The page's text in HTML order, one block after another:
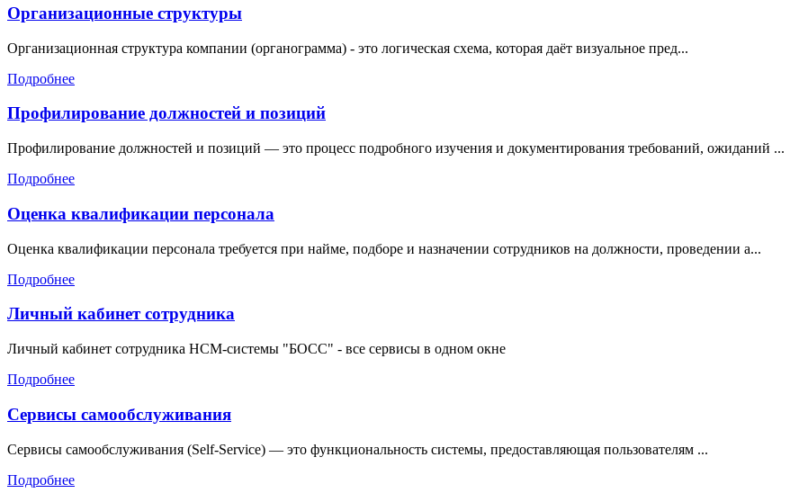
Организационные структуры
Организационная структура компании (органограмма) - это логическая схема, которая даёт визуальное пред...
Подробнее
Профилирование должностей и позиций
Профилирование должностей и позиций — это процесс подробного изучения и документирования требований, ожиданий ...
Подробнее
Оценка квалификации персонала
Оценка квалификации персонала требуется при найме, подборе и назначении сотрудников на должности, проведении а...
Подробнее
Личный кабинет сотрудника
Личный кабинет сотрудника HCM-системы "БОСС" - все сервисы в одном окне
Подробнее
Сервисы самообслуживания
Сервисы самообслуживания (Self-Service) — это функциональность системы, предоставляющая пользователям ...
Подробнее